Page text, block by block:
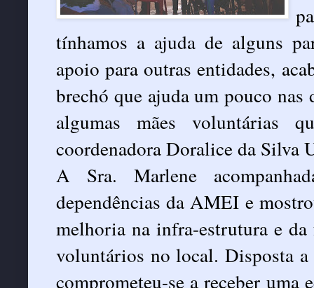
tínhamos a ajuda de alguns
apoio para outras entidades,
brechó que ajuda um pouco
algumas mães voluntárias
coordenadora Doralice da Silva
A Sra. Marlene
dependências da AMEI e
melhoria na infra-estrutura e
voluntários no local. Disposta
comprometeu-se a receber uma